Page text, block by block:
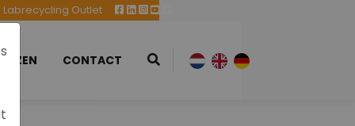
Labrecycling Outlet
CONTACT